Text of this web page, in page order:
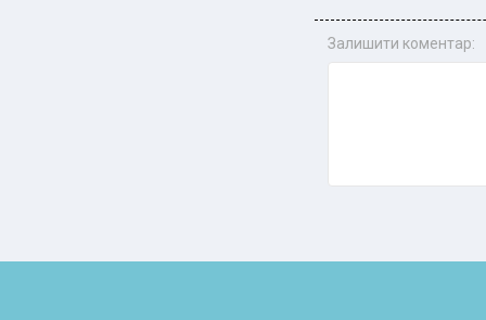
Залишити коментар: